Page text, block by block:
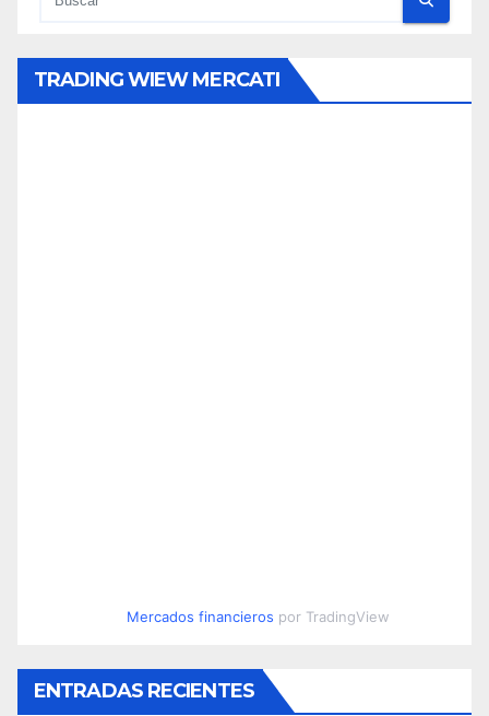
TRADING WIEW MERCATI
Mercados financieros por TradingView
ENTRADAS RECIENTES